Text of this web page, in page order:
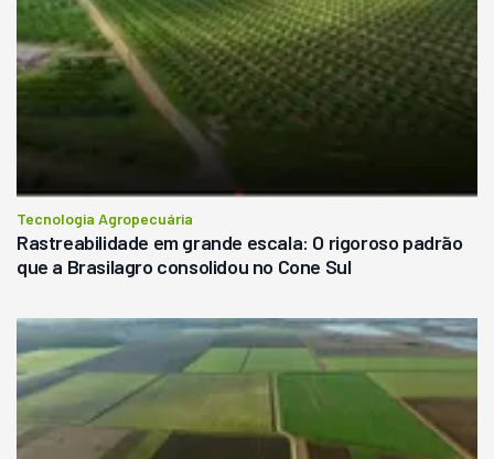
Tecnologia Agropecuária
Rastreabilidade em grande escala: O rigoroso padrão
que a Brasilagro consolidou no Cone Sul